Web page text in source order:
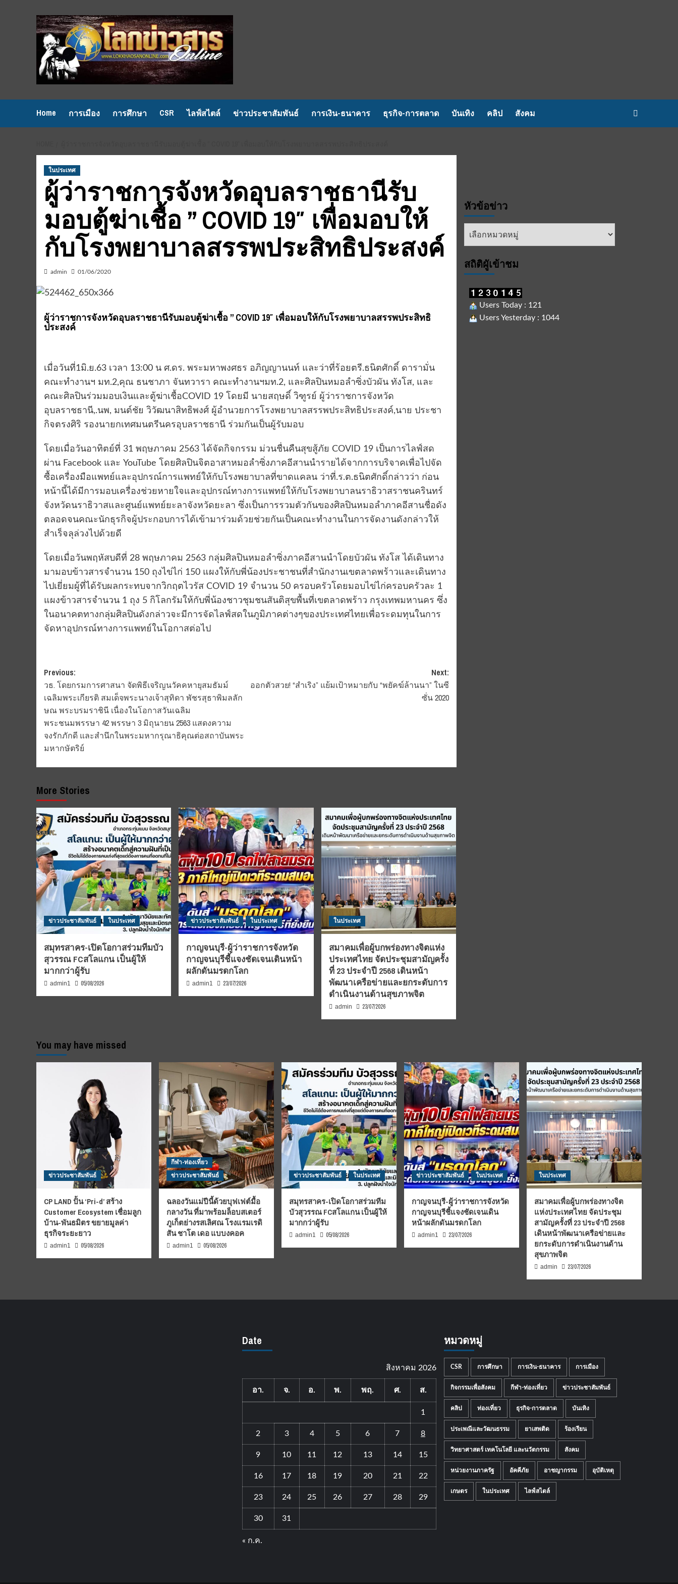
Home การเมือง การศึกษา CSR ไลฟ์สไตล์ ข่าวประชาสัมพันธ์ การเงิน-ธนาคาร ธุรกิจ-การตลาด บันเทิง คลิป สังคม
ในประเทศ
ผู้ว่าราชการจังหวัดอุบลราชธานีรับ
มอบตู้ฆ่าเชื้อ ” COVID 19″ เพื่อมอบให้
กับโรงพยาบาลสรรพประสิทธิประสงค์
admin 01/06/2020
ผู้ว่าราชการจังหวัดอุบลราชธานีรับมอบตู้ฆ่าเชื้อ ” COVID 19″ เพื่อมอบให้กับโรงพยาบาลสรรพประสิทธิ
ประสงค์
เมื่อวันที่1มิ.ย.63 เวลา 13:00 น ศ.ดร. พระมหาพงศธร อภิญญานนท์ และว่าที่ร้อยตรี.ธนิตศักดิ์ ดารามั่น
คณะทำงานฯ มท.2,คุณ ธนชาภา จันทวารา คณะทำงานฯมท.2, และศิลปินหมอลำซิ่งบัวผัน ทังโส, และ
คณะศิลปินร่วมมอบเงินและตู้ฆ่าเชื้อCOVID 19 โดยมี นายสฤษดิ์ วิฑูรย์ ผู้ว่าราชการจังหวัด
อุบลราชธานี,.นพ, มนต์ชัย วิวัฒนาสิทธิพงศ์ ผู้อำนวยการโรงพยาบาลสรรพประสิทธิประสงค์,นาย ประชา
กิจตรงศิริ รองนายกเทศมนตรีนครอุบลราชธานี ร่วมกันเป็นผู้รับมอบ
โดยเมื่อวันอาทิตย์ที่ 31 พฤษภาคม 2563 ได้จัดกิจกรรม ม่วนชื่นคืนสุขสู้ภัย COVID 19 เป็นการไลฟ์สด
ผ่าน Facebook และ YouTube โดยศิลปินจิตอาสาหมอลำซิ่งภาคอีสานนำรายได้จากการบริจาคเพื่อไปจัด
ซื้อเครื่องมือแพทย์และอุปกรณ์การแพทย์ให้กับโรงพยาบาลที่ขาดแคลน ว่าที่.ร.ต.ธนิตศักดิ์กล่าวว่า ก่อน
หน้านี้ได้มีการมอบเครื่องช่วยหายใจและอุปกรณ์ทางการแพทย์ให้กับโรงพยาบาลนราธิวาสราชนครินทร์
จังหวัดนราธิวาสและศูนย์แพทย์ยะลาจังหวัดยะลา ซึ่งเป็นการรวมตัวกันของศิลปินหมอลำภาคอีสานชื่อดัง
ตลอดจนคณะนักธุรกิจผู้ประกอบการได้เข้ามาร่วมด้วยช่วยกันเป็นคณะทำงานในการจัดงานดังกล่าวให้
สำเร็จลุล่วงไปด้วยดี
โดยเมื่อวันพฤหัสบดีที่ 28 พฤษภาคม 2563 กลุ่มศิลปินหมอลำซิ่งภาคอีสานนำโดยบัวผัน ทังโส ได้เดินทาง
มามอบข้าวสารจำนวน 150 ถุงไข่ไก่ 150 แผงให้กับพี่น้องประชาชนที่สำนักงานเขตลาดพร้าวและเดินทาง
ไปเยี่ยมผู้ที่ได้รับผลกระทบจากวิกฤตไวรัส COVID 19 จำนวน 50 ครอบครัวโดยมอบไข่ไก่ครอบครัวละ 1
แผงข้าวสารจำนวน 1 ถุง 5 กิโลกรัมให้กับพี่น้องชาวชุมชนสันติสุขพื้นที่เขตลาดพร้าว กรุงเทพมหานคร ซึ่ง
ในอนาคตทางกลุ่มศิลปินดังกล่าวจะมีการจัดไลฟ์สดในภูมิภาคต่างๆของประเทศไทยเพื่อระดมทุนในการ
จัดหาอุปกรณ์ทางการแพทย์ในโอกาสต่อไป
Post
navigation
Previous:
วธ. โดยกรมการศาสนา จัดพิธีเจริญนวัคคหายุสมธัมม์
เฉลิมพระเกียรติ สมเด็จพระนางเจ้าสุทิดา พัชรสุธาพิมลลัก
ษณ พระบรมราชินี เนื่องในโอกาสวันเฉลิม
พระชนมพรรษา 42 พรรษา 3 มิถุนายน 2563 แสดงความ
จงรักภักดี และสํานึกในพระมหากรุณาธิคุณต่อสถาบันพระ
มหากษัตริย์
Next:
ออกตัวสวย! “สำเริง” แย้มเป้าหมายกับ “พยัคฆ์ล้านนา” ในซี
ซั่น 2020⁣
More Stories
ข่าวประชาสัมพันธ์ ในประเทศ
สมุทรสาคร-เปิดโอกาสร่วมทีมบัว
สุวรรณ FCสโลแกน เป็นผู้ให้
มากกว่าผู้รับ
admin1 05/08/2026
ข่าวประชาสัมพันธ์ ในประเทศ
กาญจนบุรี-ผู้ว่าราชการจังหวัด
กาญจนบุรีชี้แจงชัดเจนเดินหน้า
ผลักดันมรดกโลก
admin1 23/07/2026
ในประเทศ
สมาคมเพื่อผู้บกพร่องทางจิตแห่ง
ประเทศไทย จัดประชุมสามัญครั้ง
ที่ 23 ประจำปี 2568 เดินหน้า
พัฒนาเครือข่ายและยกระดับการ
ดำเนินงานด้านสุขภาพจิต
admin 23/07/2026
หัวข้อข่าว
หัวข้อ
สถิติผูัเข้าชม
Users Today : 121
Users Yesterday : 1044
You may have missed
ข่าวประชาสัมพันธ์
CP LAND ปั้น ‘Pri-d’ สร้าง
Customer Ecosystem เชื่อมลูก
บ้าน-พันธมิตร ขยายมูลค่า
ธุรกิจระยะยาว
admin1 05/08/2026
กีฬา-ท่องเที่ยว
ข่าวประชาสัมพันธ์
ฉลองวันแม่ปีนี้ด้วยบุฟเฟต์มื้อ
กลางวัน ที่มาพร้อมล็อบสเตอร์
ภูเก็ตย่างรสเลิศณ โรงแรมเรดิ
สัน ชาโต เดอ แบบงคอค
admin1 05/08/2026
ข่าวประชาสัมพันธ์ ในประเทศ
สมุทรสาคร-เปิดโอกาสร่วมทีม
บัวสุวรรณ FCสโลแกน เป็นผู้ให้
มากกว่าผู้รับ
admin1 05/08/2026
ข่าวประชาสัมพันธ์ ในประเทศ
กาญจนบุรี-ผู้ว่าราชการจังหวัด
กาญจนบุรีชี้แจงชัดเจนเดิน
หน้าผลักดันมรดกโลก
admin1 23/07/2026
ในประเทศ
สมาคมเพื่อผู้บกพร่องทางจิต
แห่งประเทศไทย จัดประชุม
สามัญครั้งที่ 23 ประจำปี 2568
เดินหน้าพัฒนาเครือข่ายและ
ยกระดับการดำเนินงานด้าน
สุขภาพจิต
admin 23/07/2026
Date
สิงหาคม 2026
อา. จ. อ. พ. พฤ. ศ. ส.
1
2 3 4 5 6 7 8
9 10 11 12 13 14 15
16 17 18 19 20 21 22
23 24 25 26 27 28 29
30 31
« ก.ค.
หมวดหมู่
CSR การศึกษา การเงิน-ธนาคาร การเมือง
กิจกรรมเพื่อสังคม กีฬา-ท่องเที่ยว ข่าวประชาสัมพันธ์
คลิป ท่องเที่ยว ธุรกิจ-การตลาด บันเทิง
ประเพณีและวัฒนธรรม ยาเสพติด ร้องเรียน
วิทยาศาสตร์ เทคโนโลยี และนวัตกรรม สังคม
หน่วยงานภาครัฐ อัคคีภัย อาชญากรรม อุบัติเหตุ
เกษตร ในประเทศ ไลฟ์สไตล์